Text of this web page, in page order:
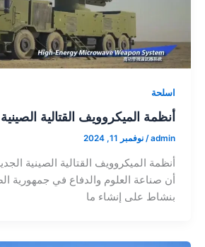
اسلحة
أنظمة الميكروويف القتالية
admin
/ نوفمبر 11, 2024
أنظمة الميكروويف القتالية الصينية
أن صناعة العلوم والدفاع في جمهورية
بنشاط على إنشاء ما